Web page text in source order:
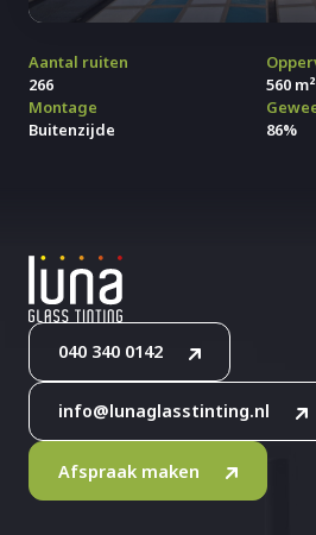
Aantal ruiten
266
560 m²
Montage
Buitenzijde
86%
040 340 0142
info@lunaglasstinting.nl
Afspraak maken